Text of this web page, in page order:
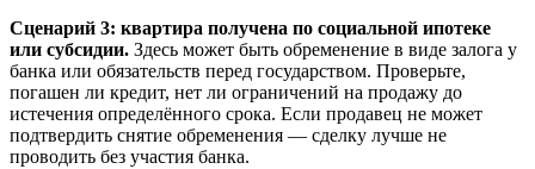
Сценарий 3: квартира получена по социальной ипотеке
или субсидии. Здесь может быть обременение в виде залога у
банка или обязательств перед государством. Проверьте,
погашен ли кредит, нет ли ограничений на продажу до
истечения определённого срока. Если продавец не может
подтвердить снятие обременения — сделку лучше не
проводить без участия банка.